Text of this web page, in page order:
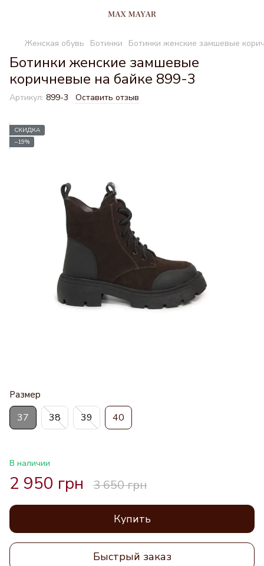
Женская обувь Ботинки Ботинки женские замшевые
Ботинки женские замшевые
коричневые на байке 899-3
Артикул: 899-3 Оставить отзыв
СКИДКА
−19%
Размер
37 38 39 40
В наличии
2 950 грн 3 650 грн
Купить
Быстрый заказ